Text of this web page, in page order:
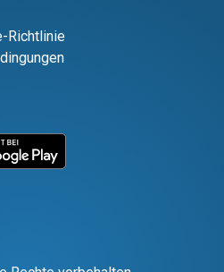
Richtlinie